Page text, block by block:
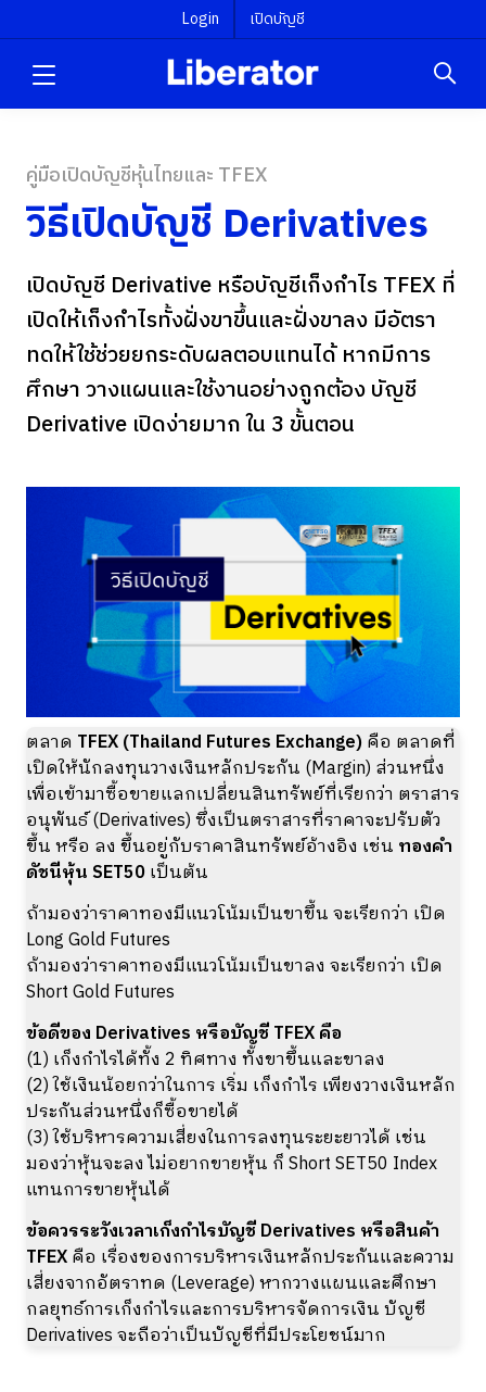
Login เปิดบัญชี
คู่มือเปิดบัญชีหุ้นไทยและ TFEX
วิธีเปิดบัญชี Derivatives
เปิดบัญชี Derivative หรือบัญชีเก็งกำไร TFEX ที่
เปิดให้เก็งกำไรทั้งฝั่งขาขึ้นและฝั่งขาลง มีอัตรา
ทดให้ใช้ช่วยยกระดับผลตอบแทนได้ หากมีการ
ศึกษา วางแผนและใช้งานอย่างถูกต้อง บัญชี
Derivative เปิดง่ายมาก ใน 3 ขั้นตอน
ตลาด TFEX (Thailand Futures Exchange)คือ ตลาดที่
เปิดให้นักลงทุนวางเงินหลักประกัน (Margin) ส่วนหนึ่ง
เพื่อเข้ามาซื้อขายแลกเปลี่ยนสินทรัพย์ที่เรียกว่า ตราสาร
อนุพันธ์ (Derivatives) ซึ่งเป็นตราสารที่ราคาจะปรับตัว
ขึ้น หรือ ลง ขึ้นอยู่กับราคาสินทรัพย์อ้างอิง เช่น ทองคำ
ดัชนีหุ้น SET50เป็นต้น
ถ้ามองว่าราคาทองมีแนวโน้มเป็นขาขึ้น จะเรียกว่า เปิด
Long Gold Futures
ถ้ามองว่าราคาทองมีแนวโน้มเป็นขาลง จะเรียกว่า เปิด
Short Gold Futures
ข้อดีของ Derivatives หรือบัญชี TFEX คือ
(1) เก็งกำไรได้ทั้ง 2 ทิศทาง ทั้งขาขึ้นและขาลง
(2) ใช้เงินน้อยกว่าในการ เริ่ม เก็งกำไร เพียงวางเงินหลัก
ประกันส่วนหนึ่งก็ซื้อขายได้
(3) ใช้บริหารความเสี่ยงในการลงทุนระยะยาวได้ เช่น
มองว่าหุ้นจะลง ไม่อยากขายหุ้น ก็ Short SET50 Index
แทนการขายหุ้นได้
ข้อควรระวังเวลาเก็งกำไรบัญชี Derivatives หรือสินค้า
TFEXคือ เรื่องของการบริหารเงินหลักประกันและความ
เสี่ยงจากอัตราทด (Leverage) หากวางแผนและศึกษา
กลยุทธ์การเก็งกำไรและการบริหารจัดการเงิน บัญชี
Derivatives จะถือว่าเป็นบัญชีที่มีประโยชน์มาก